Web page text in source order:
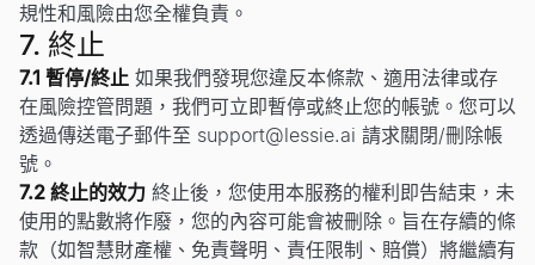
規性和風險由您全權負責。
7. 終止
7.1 暫停/終止 如果我們發現您違反本條款、適用法律或存
在風險控管問題，我們可立即暫停或終止您的帳號。您可以
透過傳送電子郵件至 support@lessie.ai 請求關閉/刪除帳
號。
7.2 終止的效力 終止後，您使用本服務的權利即告結束，未
使用的點數將作廢，您的內容可能會被刪除。旨在存續的條
款（如智慧財產權、免責聲明、責任限制、賠償）將繼續有